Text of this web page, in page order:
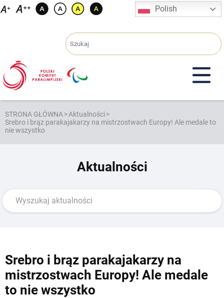
Przejdź
Polish
STRONA GŁÓWNA>Aktualności>
Srebro i brąz parakajakarzy na mistrzostwach Europy! Ale medale to
nie wszystko
Aktualności
Srebro i brąz parakajakarzy na
mistrzostwach Europy! Ale medale
to nie wszystko